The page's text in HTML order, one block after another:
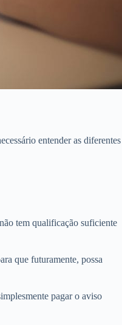
entender as diferentes
tem qualificação suficiente
que futuramente, possa
pagar o aviso